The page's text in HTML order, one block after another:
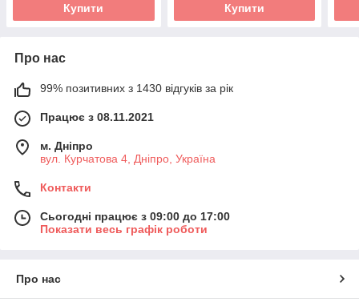
Купити Купити
Про нас
99% позитивних з 1430 відгуків за рік
Працює з 08.11.2021
м. Дніпро
вул. Курчатова 4, Дніпро, Україна
Контакти
Сьогодні працює з 09:00 до 17:00
Показати весь графік роботи
Про нас